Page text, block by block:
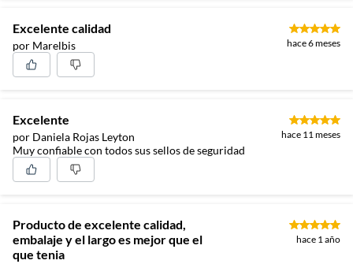
Excelente calidad
por Marelbis hace 6 meses
Excelente
por Daniela Rojas Leyton hace 11 meses
Muy confiable con todos sus sellos de seguridad
Producto de excelente calidad,
embalaje y el largo es mejor que el
que tenia
hace 1 año